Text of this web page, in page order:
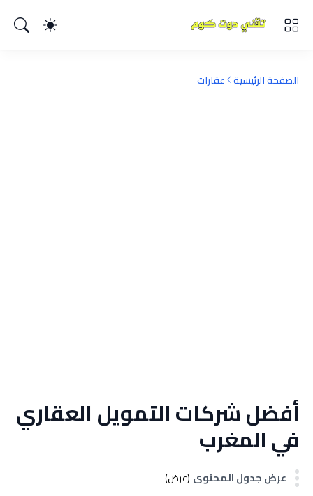
الصفحة الرئيسية عقارات
أفضل شركات التمويل العقاري
في المغرب
عرض جدول المحتوى (عرض)